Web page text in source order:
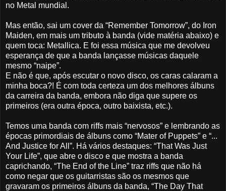
no Metal mundial.
Mas então, sai um cover da “Remember Tomorrow”, do Iron
Maiden, em mais um tributo à banda (vide matéria abaixo) e
quem toca: Metallica. E foi essa música que me devolveu
esperança de que a banda lançasse músicas daquele
mesmo “naipe”.
E não é que, após escutar o novo disco, os caras calaram a
minha boca?! É com toda certeza um dos melhores álbuns
da carreira da banda, embora não diga que supere os
primeiros (era outra época, outro baixista, etc.).
Temos uma banda com riffs mais “nervosos” e lembrando as
épocas primordiais de álbuns como “Mater of Puppets” e “...
And Justice for All”. Há vários destaques: “That Was Just
Your Life”, que abre o disco e que mostra a banda
caprichando, “The End of the Line” traz riffs que não há
como negar que os guitarristas são os mesmos que
gravaram os primeiros álbuns da banda, “The Day That